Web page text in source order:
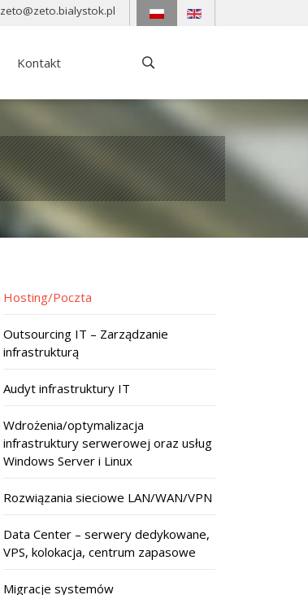
zeto@zeto.bialystok.pl
Kontakt
Hosting/Poczta
Outsourcing IT – Zarządzanie
infrastrukturą
Audyt infrastruktury IT
Wdrożenia/optymalizacja
infrastruktury serwerowej oraz usług
Windows Server i Linux
Rozwiązania sieciowe LAN/WAN/VPN
Data Center – serwery dedykowane,
VPS, kolokacja, centrum zapasowe
Migracje systemów